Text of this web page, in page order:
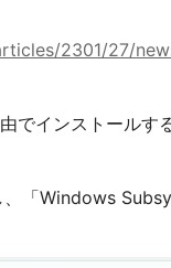
2301/27/
インストールする
「Windows